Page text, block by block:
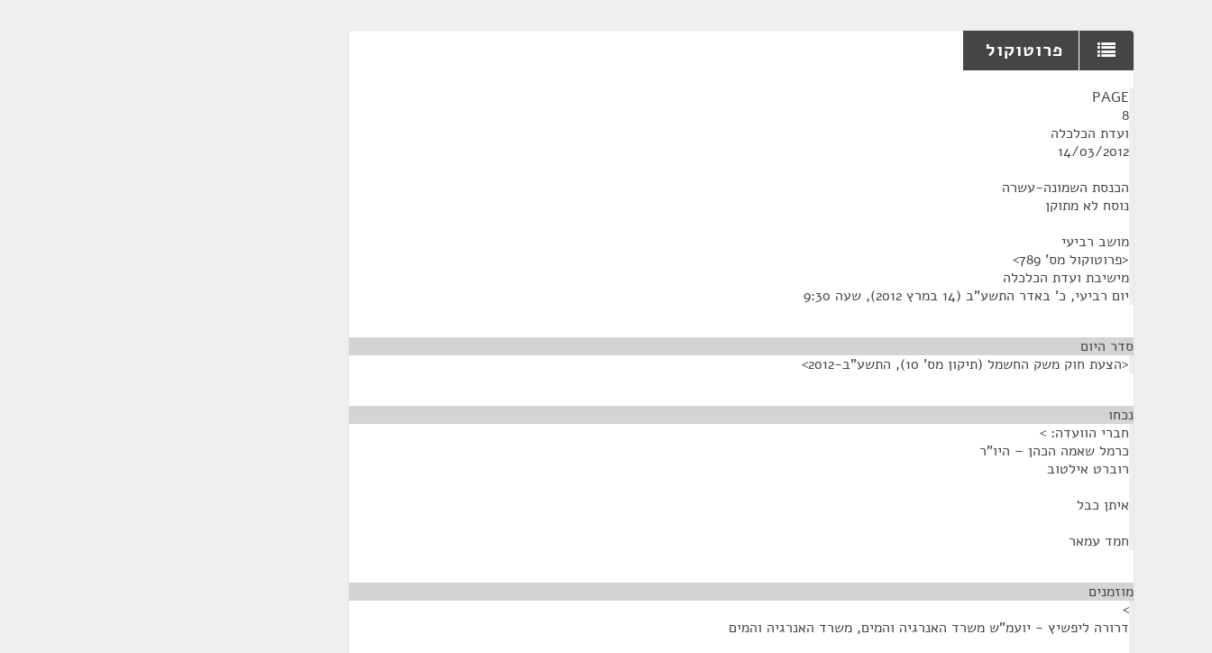
פרוטוקול
PAGE
8
ועדת הכלכלה
14/03/2012
הכנסת השמונה-עשרה
נוסח לא מתוקן
מושב רביעי
<פרוטוקול מס' 789>
מישיבת ועדת הכלכלה
יום רביעי, כ' באדר התשע"ב (14 במרץ 2012), שעה 9:30
סדר היום
<הצעת חוק משק החשמל (תיקון מס' 10), התשע"ב-2012>
נכחו
חברי הוועדה: >
כרמל שאמה הכהן – היו"ר
רוברט אילטוב
איתן כבל
חמד עמאר
מוזמנים
>
דרורה ליפשיץ - יועמ"ש משרד האנרגיה והמים, משרד האנרגיה והמים